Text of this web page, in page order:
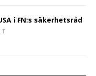
i FN:s säkerhetsråd
T